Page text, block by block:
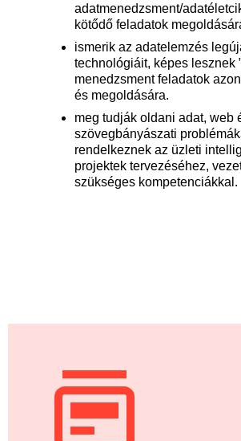
adatmenedzsment/
kötődő feladatok
ismerik az adatelemzés
technológiáit, képes lesznek
menedzsment feladatok
és megoldására.
meg tudják oldani adat, web
szövegbányászati
rendelkeznek az üzleti
projektek tervezéséhez,
szükséges kompetenciákkal.